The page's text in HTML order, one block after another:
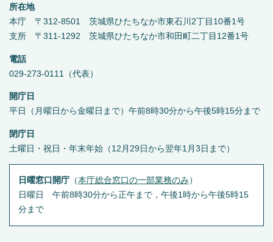
所在地
本庁 〒312-8501 茨城県ひたちなか市東石川2丁目10番1号
支所 〒311-1292 茨城県ひたちなか市和田町二丁目12番1号
電話
029-273-0111（代表）
開庁日
平日（月曜日から金曜日まで）午前8時30分から午後5時15分まで
閉庁日
土曜日・祝日・年末年始（12月29日から翌年1月3日まで）
日曜窓口開庁（本庁総合窓口の一部業務のみ ）
日曜日 午前8時30分から正午まで，午後1時から午後5時15
分まで